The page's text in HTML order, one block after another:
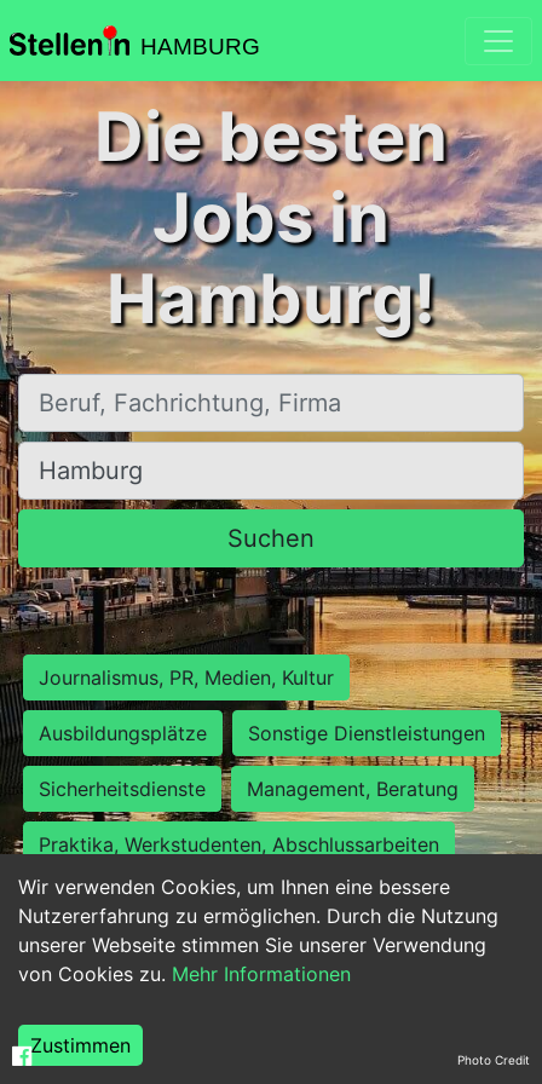
HAMBURG
Wir verwenden Cookies, um Ihnen eine bessere
Nutzererfahrung zu ermöglichen. Durch die Nutzung
unserer Webseite stimmen Sie unserer Verwendung
von Cookies zu. Mehr Informationen
Zustimmen
Die besten
Jobs in
Hamburg!
Beruf, Fachrichtung, Firma
Ort, Stadt
Suchen
Journalismus, PR, Medien, Kultur
Ausbildungsplätze Sonstige Dienstleistungen
Sicherheitsdienste Management, Beratung
Praktika, Werkstudenten, Abschlussarbeiten
Personalwesen Assistenz, Sekretariat
Hilfskräfte, Aushilfs- und Nebenjobs
Weiterbildung, Studium, duale Ausbildung Photo Credit